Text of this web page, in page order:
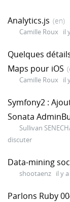
Analytics.js (en)
Camille Roux il
Quelques
Maps pour iOS
Camille Roux il
Symfony2 :
Sonata
Sullivan
discuter
Data-mining
shootaenz il y
Parlons Ruby